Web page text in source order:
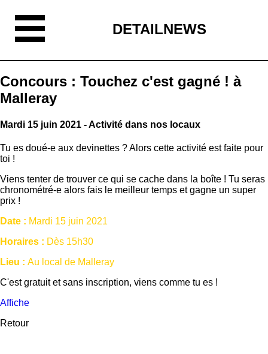
DETAILNEWS
Concours : Touchez c'est gagné ! à
Malleray
Mardi 15 juin 2021 - Activité dans nos locaux
Tu es doué-e aux devinettes ? Alors cette activité est faite pour
toi !
Viens tenter de trouver ce qui se cache dans la boîte ! Tu seras
chronométré-e alors fais le meilleur temps et gagne un super
prix !
Date : Mardi 15 juin 2021
Horaires : Dès 15h30
Lieu : Au local de Malleray
C'est gratuit et sans inscription, viens comme tu es !
Affiche
Retour